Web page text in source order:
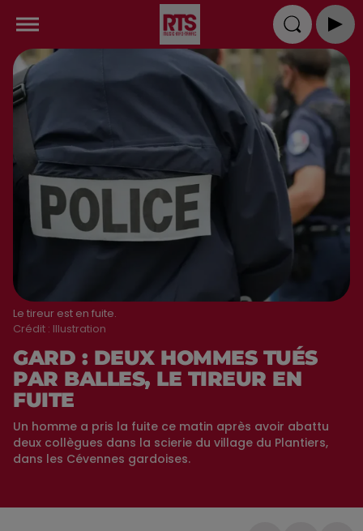
Le tireur est en fuite.
Crédit : Illustration
GARD : DEUX HOMMES TUÉS
PAR BALLES, LE TIREUR EN
FUITE
Un homme a pris la fuite ce matin après avoir abattu
deux collègues dans la scierie du village du Plantiers,
dans les Cévennes gardoises.